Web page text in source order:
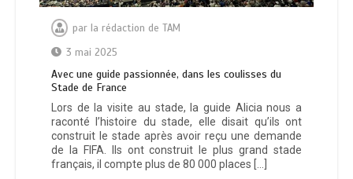
par la rédaction de TAM
3 mai 2025
Avec une guide passionnée, dans les coulisses du
Stade de France
Lors de la visite au stade, la guide Alicia nous a
raconté l’histoire du stade, elle disait qu’ils ont
construit le stade après avoir reçu une demande
de la FIFA. Ils ont construit le plus grand stade
français, il compte plus de 80 000 places […]